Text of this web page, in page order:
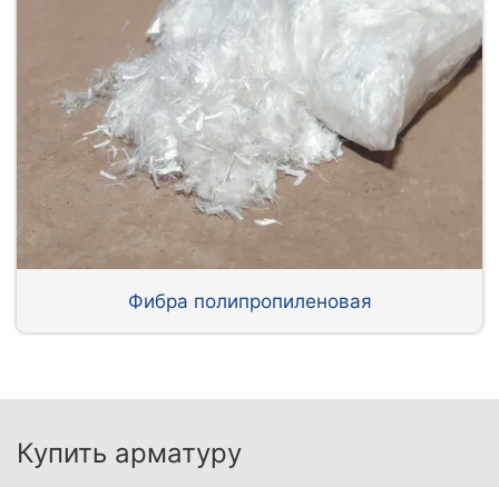
Фибра полипропиленовая
Купить арматуру